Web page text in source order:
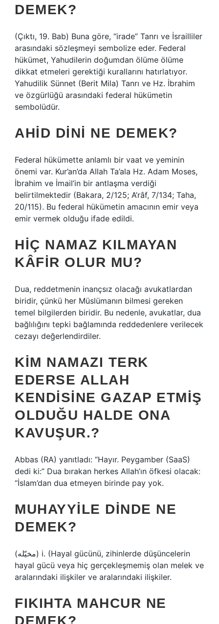
DEMEK?
(Çıktı, 19. Bab) Buna göre, “irade” Tanrı ve İsrailliler
arasındaki sözleşmeyi sembolize eder. Federal
hükümet, Yahudilerin doğumdan ölüme ölüme
dikkat etmeleri gerektiği kurallarını hatırlatıyor.
Yahudilik Sünnet (Berit Mila) Tanrı ve Hz. İbrahim
ve özgürlüğü arasındaki federal hükümetin
sembolüdür.
AHID DINI NE DEMEK?
Federal hükümette anlamlı bir vaat ve yeminin
önemi var. Kur’an’da Allah Ta’ala Hz. Adam Moses,
İbrahim ve İmail’in bir antlaşma verdiği
belirtilmektedir (Bakara, 2/125; A’râf, 7/134; Taha,
20/115). Bu federal hükümetin amacının emir veya
emir vermek olduğu ifade edildi.
HIÇ NAMAZ KILMAYAN
KÂFIR OLUR MU?
Dua, reddetmenin inançsız olacağı avukatlardan
biridir, çünkü her Müslümanın bilmesi gereken
temel bilgilerden biridir. Bu nedenle, avukatlar, dua
bağlılığını tepki bağlamında reddedenlere verilecek
cezayı değerlendirdiler.
KIM NAMAZI TERK
EDERSE ALLAH
KENDISINE GAZAP ETMIŞ
OLDUĞU HALDE ONA
KAVUŞUR.?
Abbas (RA) yanıtladı: “Hayır. Peygamber (SaaS)
dedi ki:” Dua bırakan herkes Allah’ın öfkesi olacak:
“İslam’dan dua etmeyen birinde pay yok.
MUHAYYILE DINDE NE
DEMEK?
(ﻣﺨﻴّﻠﻪ) i. (Hayal gücünü, zihinlerde düşüncelerin
hayal gücü veya hiç gerçekleşmemiş olan melek ve
aralarındaki ilişkiler ve aralarındaki ilişkiler.
FIKIHTA MAHCUR NE
DEMEK?